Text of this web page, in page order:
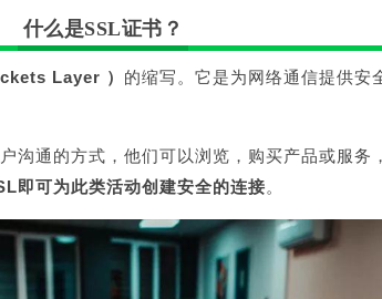
什么是SSL证书？
Layer ） 的缩写。它是为网络通信提供安
沟通的方式，他们可以浏览，购买产品或服务
即可为此类活动创建安全的连接。